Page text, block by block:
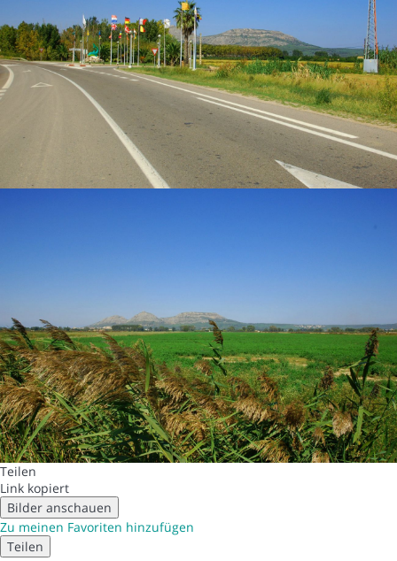
Teilen
Link kopiert
Bilder anschauen
Zu meinen Favoriten hinzufügen
Teilen